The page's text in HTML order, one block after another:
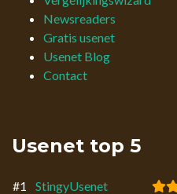
Newsreaders
Gratis usenet
Usenet Blog
Contact
Usenet top 5
#1 StingyUsenet